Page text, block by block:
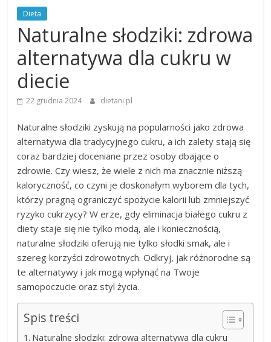
Dieta
Naturalne słodziki: zdrowa
alternatywa dla cukru w
diecie
22 grudnia 2024 dietani.pl
Naturalne słodziki zyskują na popularności jako zdrowa
alternatywa dla tradycyjnego cukru, a ich zalety stają się
coraz bardziej doceniane przez osoby dbające o
zdrowie. Czy wiesz, że wiele z nich ma znacznie niższą
kaloryczność, co czyni je doskonałym wyborem dla tych,
którzy pragną ograniczyć spożycie kalorii lub zmniejszyć
ryzyko cukrzycy? W erze, gdy eliminacja białego cukru z
diety staje się nie tylko modą, ale i koniecznością,
naturalne słodziki oferują nie tylko słodki smak, ale i
szereg korzyści zdrowotnych. Odkryj, jak różnorodne są
te alternatywy i jak mogą wpłynąć na Twoje
samopoczucie oraz styl życia.
Spis treści
Naturalne słodziki: zdrowa alternatywa dla cukru